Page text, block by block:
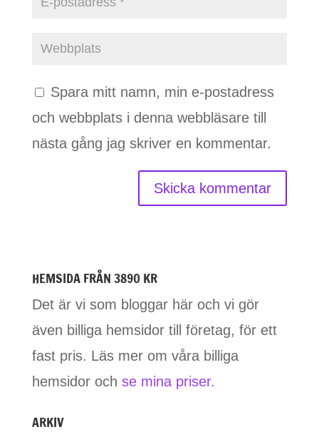
Spara mitt namn, min e-postadress
och webbplats i denna webbläsare till
nästa gång jag skriver en kommentar.
HEMSIDA FRÅN 3890 KR
Det är vi som bloggar här och vi gör
även billiga hemsidor till företag, för ett
fast pris. Läs mer om våra billiga
hemsidor och se mina priser.
ARKIV